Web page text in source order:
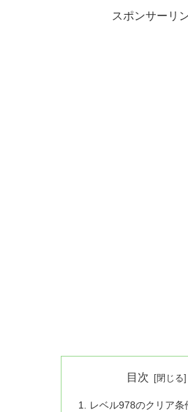
スポンサーリ
目次
レベル978のクリア条